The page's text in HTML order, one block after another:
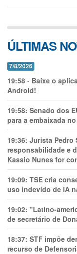
ÚLTIMAS
7/8/2026
19:58 - Baixe o
Android!
19:58: Senado dos
para a embaixada
19:36: Jurista Pedro
responsabilidade e
Kassio Nunes for
19:09: TSE cria
uso indevido de IA
19:02: "Latino-
de secretário de
18:37: STF impõe
recurso de